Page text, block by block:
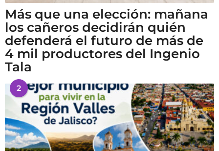
Más que una elección: mañana
los cañeros decidirán quién
defenderá el futuro de más de
4 mil productores del Ingenio
Tala
2